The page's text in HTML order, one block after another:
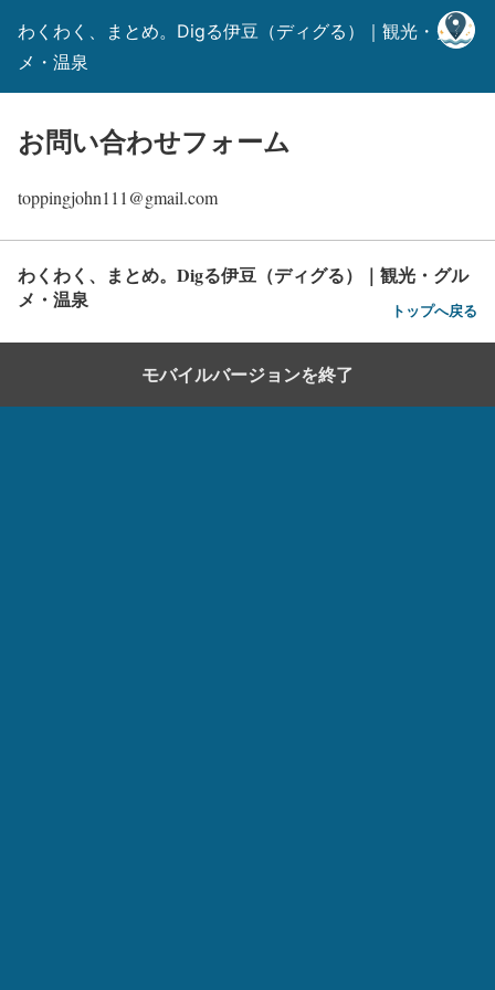
わくわく、まとめ。Digる伊豆（ディグる）｜観光・グル
メ・温泉
お問い合わせフォーム
toppingjohn111@gmail.com
わくわく、まとめ。Digる伊豆（ディグる）｜観光・グル
メ・温泉
トップへ戻る
モバイルバージョンを終了